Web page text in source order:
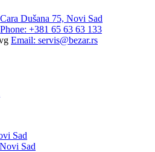
Cara Dušana 75, Novi Sad
Phone: +381 65 63 63 133
Email: servis@bezar.rs
Sad
Sad